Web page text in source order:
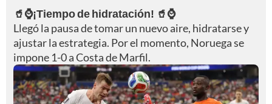
🥤⌚¡Tiempo de hidratación! 🥤⌚
Llegó la pausa de tomar un nuevo aire, hidratarse y
ajustar la estrategia. Por el momento, Noruega se
impone 1-0 a Costa de Marfil.